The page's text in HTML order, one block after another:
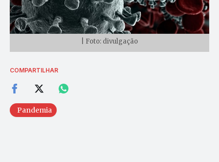
| Foto: divulgação
COMPARTILHAR
Pandemia